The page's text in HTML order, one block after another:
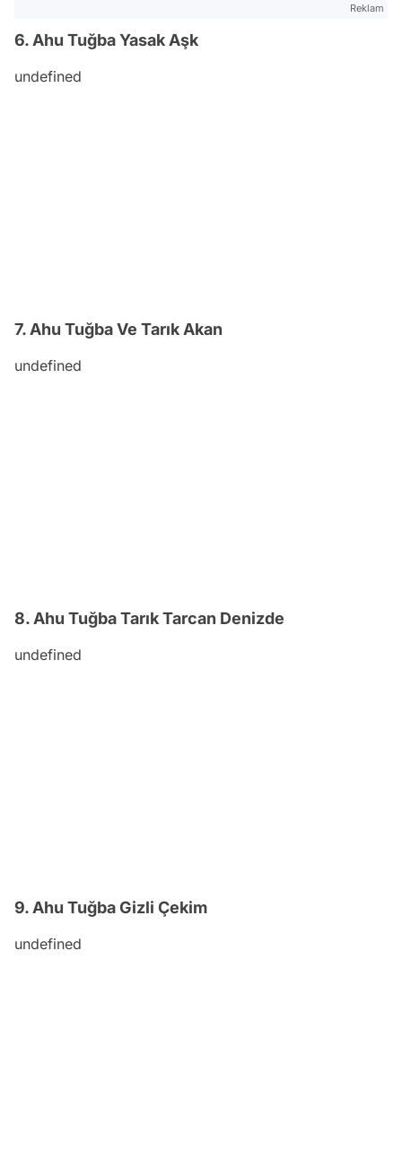
Reklam
6. Ahu Tuğba Yasak Aşk
undefined
7. Ahu Tuğba Ve Tarık Akan
undefined
8. Ahu Tuğba Tarık Tarcan Denizde
undefined
9. Ahu Tuğba Gizli Çekim
undefined